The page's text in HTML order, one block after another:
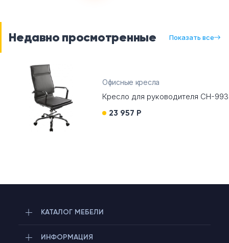
Недавно просмотренные Показать все
Офисные кресла
Кресло для руководителя CH-993
23 957 Р
КАТАЛОГ МЕБЕЛИ
ИНФОРМАЦИЯ